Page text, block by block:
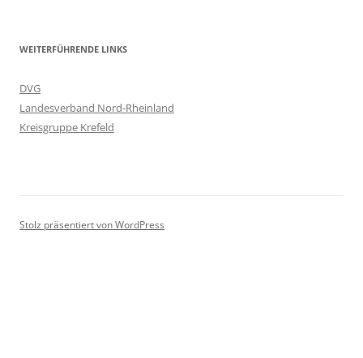
WEITERFÜHRENDE LINKS
DVG
Landesverband Nord-Rheinland
Kreisgruppe Krefeld
Stolz präsentiert von WordPress